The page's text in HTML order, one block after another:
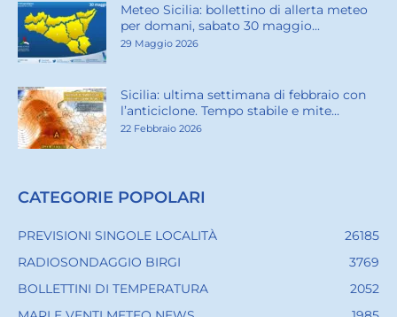
Meteo Sicilia: bollettino di allerta meteo
per domani, sabato 30 maggio...
29 Maggio 2026
Sicilia: ultima settimana di febbraio con
l’anticiclone. Tempo stabile e mite...
22 Febbraio 2026
CATEGORIE POPOLARI
PREVISIONI SINGOLE LOCALITÀ
26185
RADIOSONDAGGIO BIRGI
3769
BOLLETTINI DI TEMPERATURA
2052